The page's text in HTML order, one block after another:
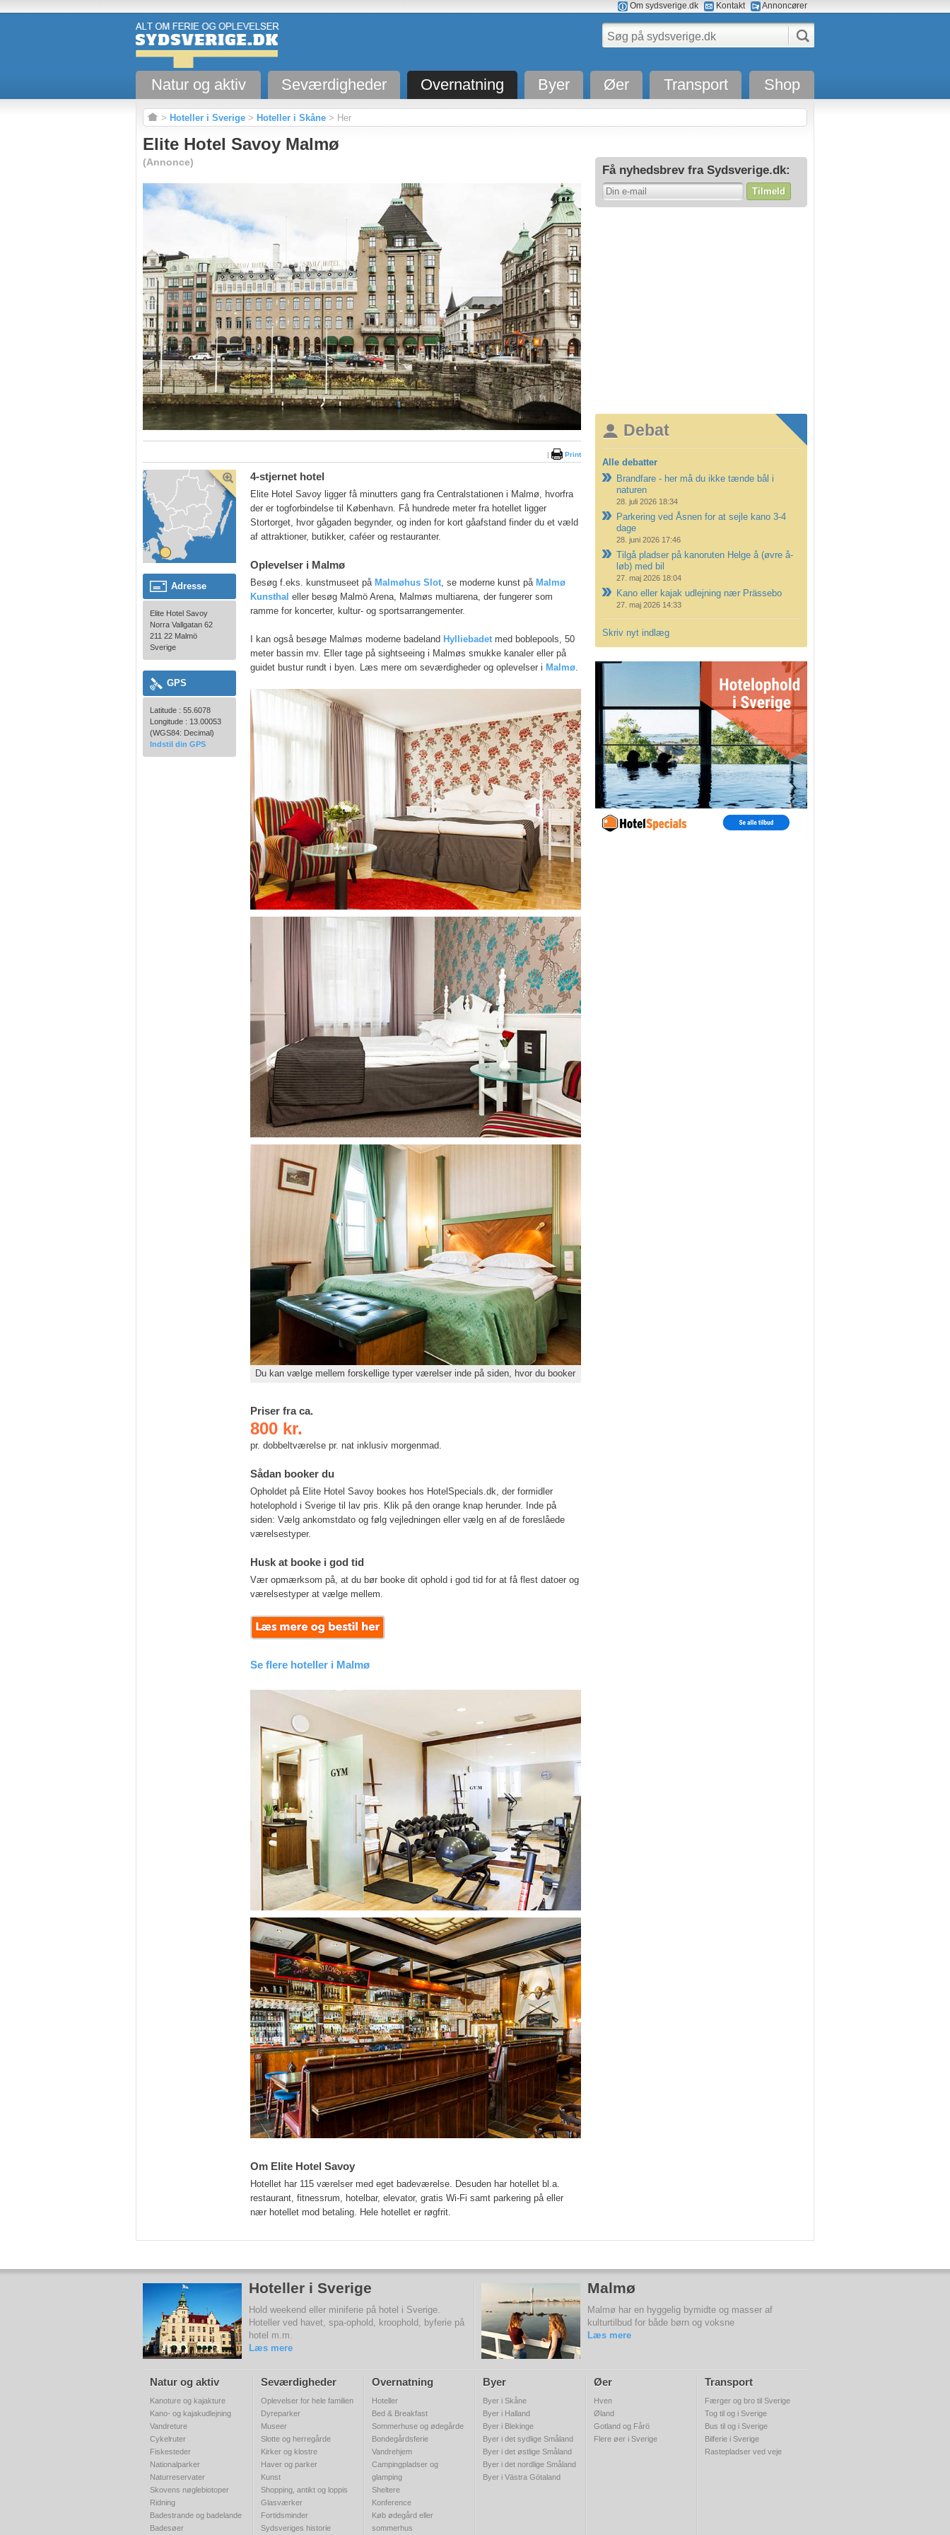
Om sydsverige.dk Kontakt Annoncører
Natur og aktiv Seværdigheder Overnatning Byer Øer Transport Shop
> Hoteller i Sverige > Hoteller i Skåne > Her
Få nyhedsbrev fra Sydsverige.dk:
Tilmeld
Debat
Alle debatter
Brandfare - her må du ikke tænde bål i
naturen
28. juli 2026 18:34
Parkering ved Åsnen for at sejle kano 3-4
dage
28. juni 2026 17:46
Tilgå pladser på kanoruten Helge å (øvre å-
løb) med bil
27. maj 2026 18:04
Kano eller kajak udlejning nær Prässebo
27. maj 2026 14:33
Skriv nyt indlæg
Elite Hotel Savoy Malmø
(Annonce)
| Print
Adresse
Elite Hotel Savoy
Norra Vallgatan 62
211 22 Malmö
Sverige
GPS
Latitude : 55.6078
Longitude : 13.00053
(WGS84: Decimal)
Indstil din GPS
4-stjernet hotel
Elite Hotel Savoy ligger få minutters gang fra Centralstationen i Malmø, hvorfra
der er togforbindelse til København. Få hundrede meter fra hotellet ligger
Stortorget, hvor gågaden begynder, og inden for kort gåafstand finder du et væld
af attraktioner, butikker, caféer og restauranter.
Oplevelser i Malmø
Besøg f.eks. kunstmuseet på Malmøhus Slot , se moderne kunst på Malmø
Kunsthal eller besøg Malmö Arena, Malmøs multiarena, der fungerer som
ramme for koncerter, kultur- og sportsarrangementer.
I kan også besøge Malmøs moderne badeland Hylliebadet med boblepools, 50
meter bassin mv. Eller tage på sightseeing i Malmøs smukke kanaler eller på
guidet bustur rundt i byen. Læs mere om seværdigheder og oplevelser i Malmø
Du kan vælge mellem forskellige typer værelser inde på siden, hvor du booker
Priser fra ca.
800 kr.
pr. dobbeltværelse pr. nat inklusiv morgenmad.
Sådan booker du
Opholdet på Elite Hotel Savoy bookes hos HotelSpecials.dk, der formidler
hotelophold i Sverige til lav pris. Klik på den orange knap herunder. Inde på
siden: Vælg ankomstdato og følg vejledningen eller vælg en af de foreslåede
værelsestyper.
Husk at booke i god tid
Vær opmærksom på, at du bør booke dit ophold i god tid for at få flest datoer og
værelsestyper at vælge mellem.
Se flere hoteller i Malmø
Om Elite Hotel Savoy
Hotellet har 115 værelser med eget badeværelse. Desuden har hotellet bl.a.
restaurant, fitnessrum, hotelbar, elevator, gratis Wi-Fi samt parkering på eller
nær hotellet mod betaling. Hele hotellet er røgfrit.
Hoteller i Sverige
Hold weekend eller miniferie på hotel i Sverige.
Hoteller ved havet, spa-ophold, kroophold, byferie på
hotel m.m.
Læs mere
Malmø
Malmø har en hyggelig bymidte og masser af
kulturtilbud for både børn og voksne
Læs mere
Natur og aktiv
Kanoture og kajakture
Kano- og kajakudlejning
Vandreture
Cykelruter
Fiskesteder
Nationalparker
Naturreservater
Skovens nøglebiotoper
Ridning
Badestrande og badelande
Badesøer
Seværdigheder
Oplevelser for hele familien
Dyreparker
Museer
Slotte og herregårde
Kirker og klostre
Haver og parker
Kunst
Shopping, antikt og loppis
Glasværker
Fortidsminder
Sydsveriges historie
Overnatning
Hoteller
Bed & Breakfast
Sommerhuse og ødegårde
Bondegårdsferie
Vandrehjem
Campingpladser og
glamping
Sheltere
Konference
Køb ødegård eller
sommerhus
Byer
Byer i Skåne
Byer i Halland
Byer i Blekinge
Byer i det sydlige Småland
Byer i det østlige Småland
Byer i det nordlige Småland
Byer i Västra Götaland
Øer
Hven
Øland
Gotland og Fårö
Flere øer i Sverige
Transport
Færger og bro til Sverige
Tog til og i Sverige
Bus til og i Sverige
Bilferie i Sverige
Rastepladser ved veje